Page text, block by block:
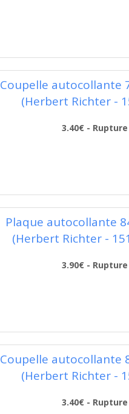
Coupelle autocollante
(Herbert Richter -
3.40€ - Rupture
Plaque autocollante
(Herbert Richter -
3.90€ - Rupture
Coupelle autocollante
(Herbert Richter -
3.40€ - Rupture